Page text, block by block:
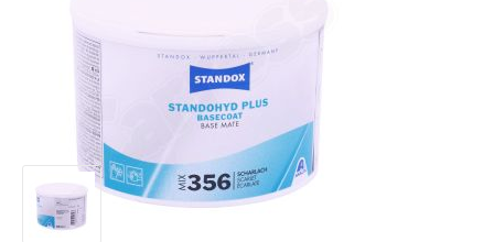
STRUMENTI PER LA CARROZZERIA
ATTREZZATURE PER CARROZZERIA
INSTALLAZIONE IN LABORATORIO
TUTORIAL E CONSIGLI